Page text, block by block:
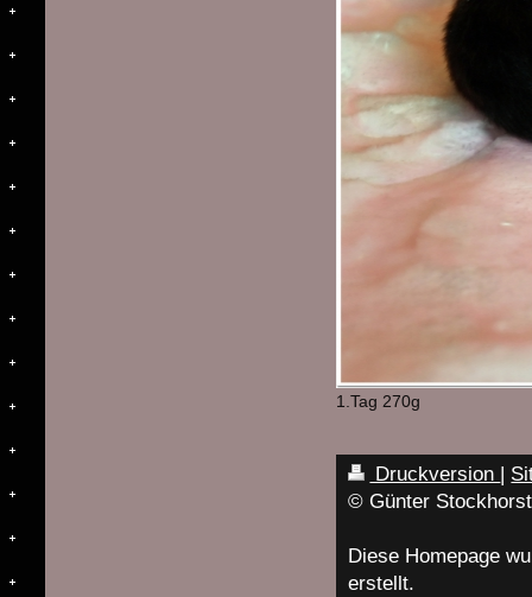
1.Tag 270g
Druckversion
© Günter Stockhorst
Diese Homepage
erstellt.